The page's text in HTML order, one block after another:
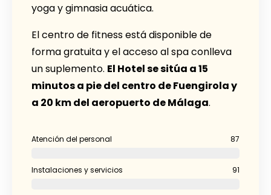
yoga y gimnasia acuática.
El centro de fitness está disponible de
forma gratuita y el acceso al spa conlleva
un suplemento. El Hotel se sitúa a 15
minutos a pie del centro de Fuengirola y
a 20 km del aeropuerto de Málaga.
Atención del personal 87
Instalaciones y servicios 91